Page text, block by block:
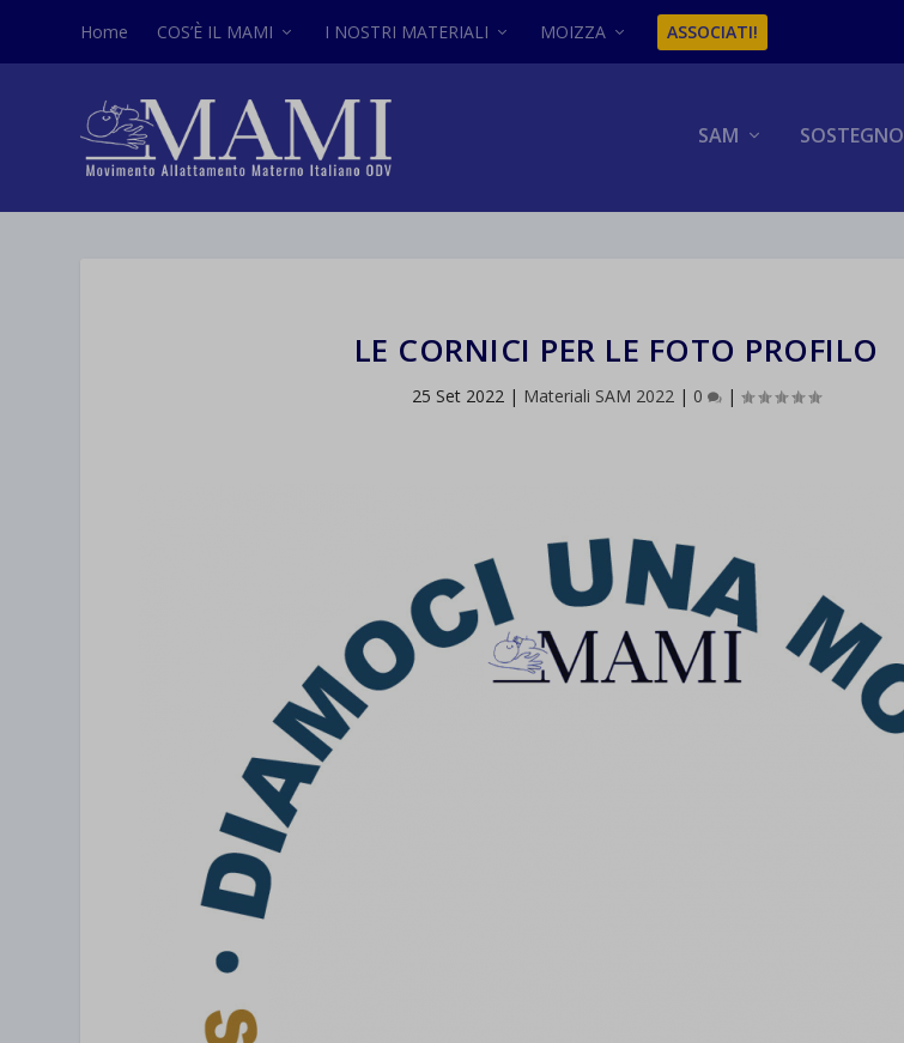
Home COS’È IL MAMI I NOSTRI MATERIALI MOIZZA ASSOCIATI!
SAM SOSTEGNO
LE CORNICI PER LE FOTO PROFILO
25 Set 2022 | Materiali SAM 2022 | 0 |